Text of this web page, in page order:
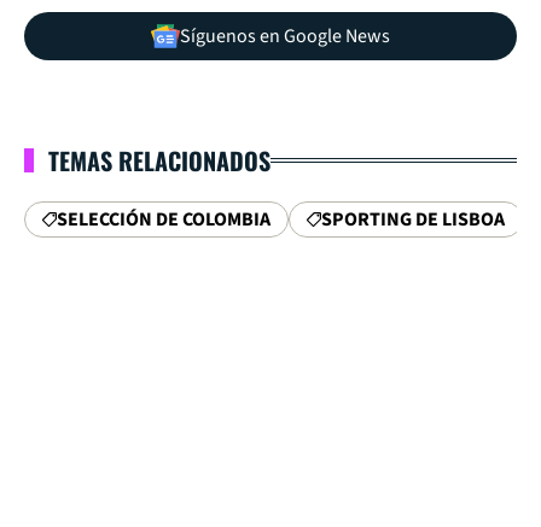
Síguenos en Google News
TEMAS RELACIONADOS
SELECCIÓN DE COLOMBIA SPORTING DE LISBOA